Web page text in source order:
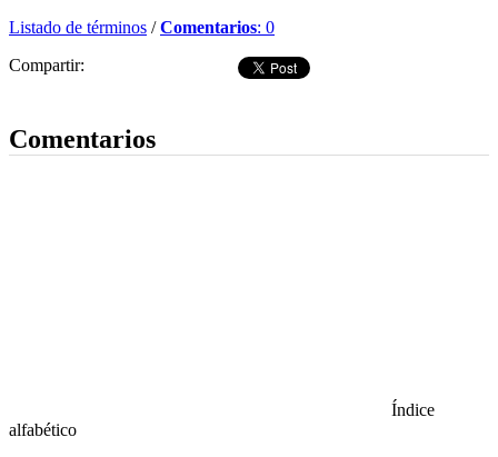
Listado de términos /Comentarios: 0
Compartir:
Comentarios
Índice
alfabético